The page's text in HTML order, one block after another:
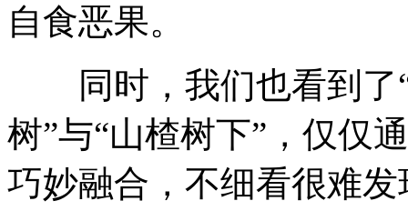
自食恶果。
同时，我们也看到了“
树”与“山楂树下”，仅仅
巧妙融合，不细看很难